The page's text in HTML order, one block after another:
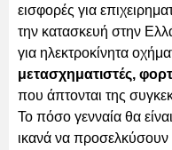
εισφορές για
την κατασκευή στην
για ηλεκτροκίνητα
μετασχηματιστές,
που άπτονται της
Το πόσο γενναία θα
ικανά να προσελκύσουν